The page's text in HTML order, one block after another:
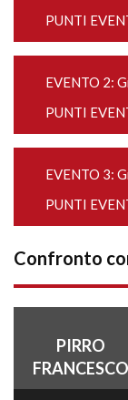
PUNTI
EVENTO 2:
PUNTI
EVENTO 3:
PUNTI
Confronto
PIRRO
FRANCESCO